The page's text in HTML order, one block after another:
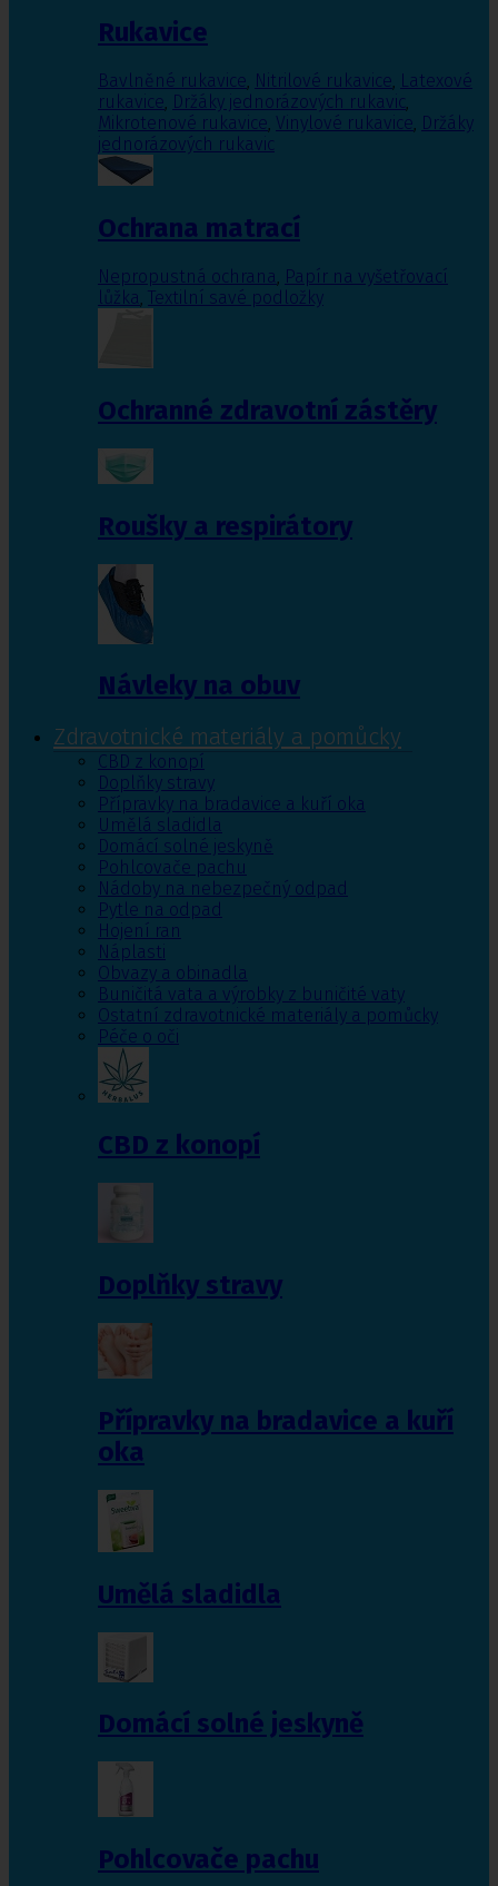
Rukavice
Bavlněné rukavice, Nitrilové rukavice, Latexové
rukavice, Držáky jednorázových rukavic,
Mikrotenové rukavice, Vinylové rukavice, Držáky
jednorázových rukavic
Ochrana matrací
Nepropustná ochrana, Papír na vyšetřovací
lůžka, Textilní savé podložky
Ochranné zdravotní zástěry
Roušky a respirátory
Návleky na obuv
Zdravotnické materiály a pomůcky
CBD z konopí
Doplňky stravy
Přípravky na bradavice a kuří oka
Umělá sladidla
Domácí solné jeskyně
Pohlcovače pachu
Nádoby na nebezpečný odpad
Pytle na odpad
Hojení ran
Náplasti
Obvazy a obinadla
Buničitá vata a výrobky z buničité vaty
Ostatní zdravotnické materiály a pomůcky
Péče o oči
CBD z konopí
Doplňky stravy
Přípravky na bradavice a kuří
oka
Umělá sladidla
Domácí solné jeskyně
Pohlcovače pachu